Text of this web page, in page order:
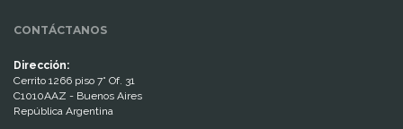
CONTÁCTANOS
Dirección:
Cerrito 1266 piso 7° Of. 31
C1010AAZ - Buenos Aires
República Argentina